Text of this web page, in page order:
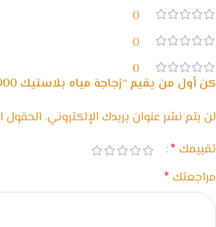
0
0
0
كن أول من يقيم “زجاجة مياه بلاستيك 1000 ملل FL421”
لن يتم نشر عنوان بريدك الإلكتروني. الحقول
تقييمك *
مراجعتك *